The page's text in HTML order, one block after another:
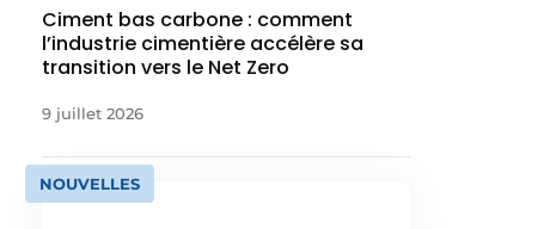
Ciment bas carbone : comment
l’industrie cimentière accélère sa
transition vers le Net Zero
9 juillet 2026
NOUVELLES